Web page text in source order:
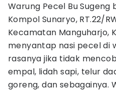
Warung Pecel Bu Sugeng
Kompol Sunaryo, RT.22/
Kecamatan Manguharjo,
menyantap nasi pecel di
rasanya jika tidak
empal, lidah sapi, telur
goreng, dan sebagainya.